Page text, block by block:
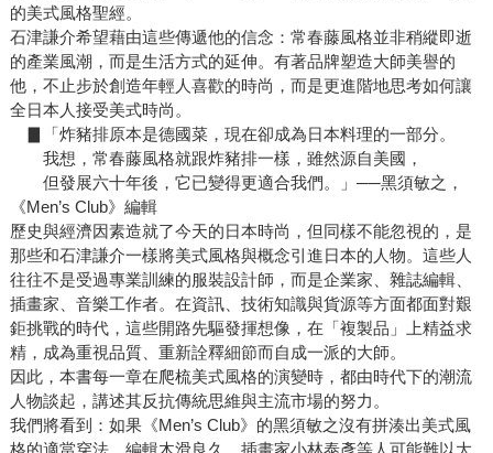
的美式風格聖經。
石津謙介希望藉由這些傳遞他的信念：常春藤風格並非稍縱即逝
的產業風潮，而是生活方式的延伸。有著品牌塑造大師美譽的
他，不止步於創造年輕人喜歡的時尚，而是更進階地思考如何讓
全日本人接受美式時尚。
▊「炸豬排原本是德國菜，現在卻成為日本料理的一部分。
我想，常春藤風格就跟炸豬排一樣，雖然源自美國，
但發展六十年後，它已變得更適合我們。」──黑須敏之，
《Men’s Club》編輯
歷史與經濟因素造就了今天的日本時尚，但同樣不能忽視的，是
那些和石津謙介一樣將美式風格與概念引進日本的人物。這些人
往往不是受過專業訓練的服裝設計師，而是企業家、雜誌編輯、
插畫家、音樂工作者。在資訊、技術知識與貨源等方面都面對艱
鉅挑戰的時代，這些開路先驅發揮想像，在「複製品」上精益求
精，成為重視品質、重新詮釋細節而自成一派的大師。
因此，本書每一章在爬梳美式風格的演變時，都由時代下的潮流
人物談起，講述其反抗傳統思維與主流市場的努力。
我們將看到：如果《Men’s Club》的黑須敏之沒有拼湊出美式風
格的適當穿法，編輯木滑良久、插畫家小林泰彥等人可能難以大